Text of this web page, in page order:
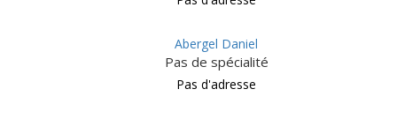
Abergel Daniel
Pas de spécialité
Pas d'adresse